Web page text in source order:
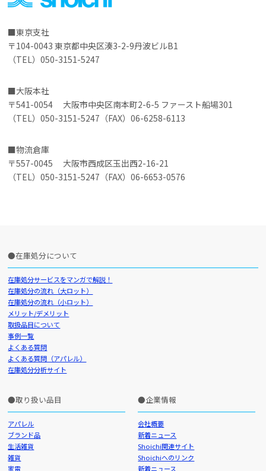
東京支社
〒104-0043 東京都中央区湊3-2-9丹波ビルB1
（TEL）050-3151-5247
大阪本社
〒541-0054 大阪市中央区南本町2-6-5 ファースト船場301
（TEL）050-3151-5247（FAX）06-6258-6113
物流倉庫
〒557-0045 大阪市西成区玉出西2-16-21
（TEL）050-3151-5247（FAX）06-6653-0576
在庫処分について
在庫処分サービスをマンガで解説！
在庫処分の流れ（大ロット）
在庫処分の流れ（小ロット）
メリット/デメリット
取扱品目について
事例一覧
よくある質問
よくある質問（アパレル）
在庫処分分析サイト
取り扱い品目
アパレル
ブランド品
生活雑貨
雑貨
家電
企業情報
会社概要
新着ニュース
Shoichi関連サイト
Shoichiへのリンク
新着ニュース